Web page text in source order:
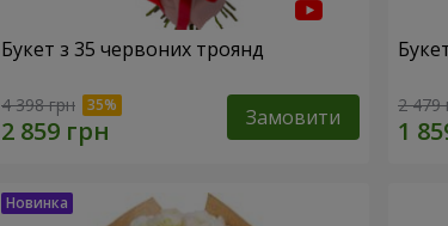
Букет з 35 червоних троянд
4 398 грн Замовити 2 479